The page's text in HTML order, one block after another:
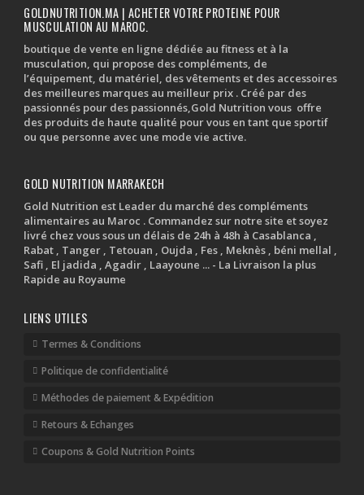
GOLDNUTRITION.MA | ACHETER VOTRE PROTEINE POUR
MUSCULATION AU MAROC.
boutique de vente en ligne dédiée au fitness et à la
musculation, qui propose des compléments, de
l’équipement, du matériel, des vêtements et des accessoires
des meilleures marques au meilleur prix . Créé par des
passionnés pour des passionnés,Gold Nutrition vous offre
des produits de haute qualité pour vous en tant que sportif
ou que personne avec une mode vie active.
GOLD NUTRITION MARRAKECH
Gold Nutrition est Leader du marché des compléments
alimentaires au Maroc . Commandez sur notre site et soyez
livré chez vous sous un délais de 24h à 48h à Casablanca ,
Rabat , Tanger , Tetouan , Oujda , Fes , Meknès , béni mellal ,
Safi , El jadida , Agadir , Laayoune ... - La Livraison la plus
Rapide au Royaume
LIENS UTILES
Termes & Conditions
Politique de confidentialité
Méthodes de paiement & Expédition
Retours & Echanges
Coupons & Gold Nutrition Points